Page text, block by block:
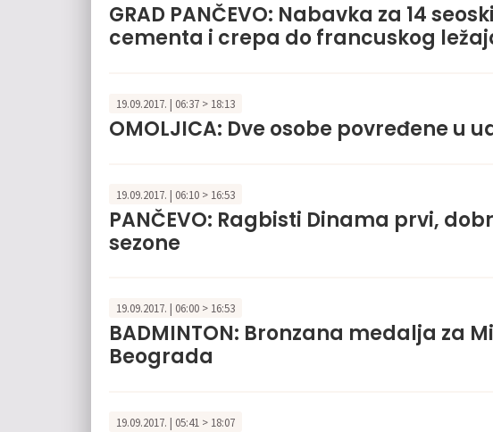
GRAD PANČEVO: Nabavka za 14
cementa i crepa do francuskog
19.09.2017. | 06:37 > 18:13
OMOLJICA: Dve osobe povređene u
19.09.2017. | 06:10 > 16:53
PANČEVO: Ragbisti Dinama prvi,
sezone
19.09.2017. | 06:00 > 16:53
BADMINTON: Bronzana medalja za
Beograda
19.09.2017. | 05:41 > 18:07